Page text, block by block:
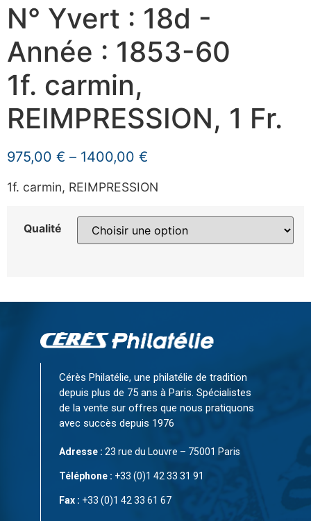
N° Yvert : 18d -
Année : 1853-60
1f. carmin,
REIMPRESSION, 1 Fr.
975,00 € – 1400,00 €
1f. carmin, REIMPRESSION
Qualité
Cérès Philatélie, une philatélie de tradition
depuis plus de 75 ans à Paris. Spécialistes
de la vente sur offres que nous pratiquons
avec succès depuis 1976
Adresse : 23 rue du Louvre – 75001 Paris
Téléphone : +33 (0)1 42 33 31 91
Fax : +33 (0)1 42 33 61 67